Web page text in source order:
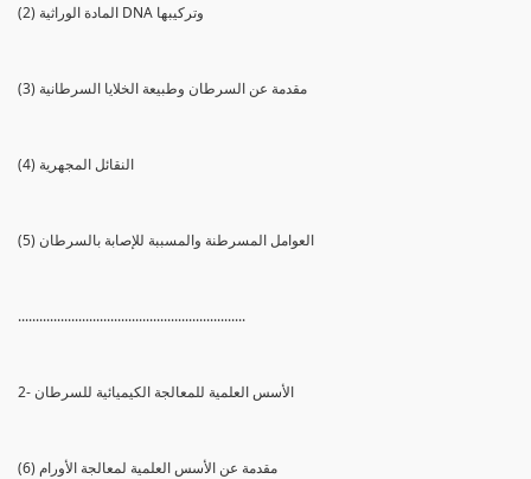
(2) المادة الوراثية DNA وتركيبها
(3) مقدمة عن السرطان وطبيعة الخلايا السرطانية
(4) النقائل المجهرية
(5) العوامل المسرطنة والمسببة للإصابة بالسرطان
................................................................
2- الأسس العلمية للمعالجة الكيميائية للسرطان
(6) مقدمة عن الأسس العلمية لمعالجة الأورام